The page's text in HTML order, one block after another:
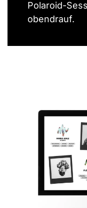
Polaroid-
obendrauf.